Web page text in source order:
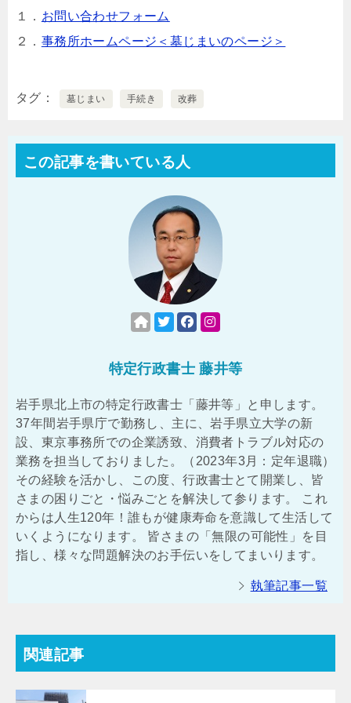
１． お問い合わせフォーム
２． 事務所ホームページ＜墓じまいのページ＞
タグ 墓じまい 手続き 改葬
この記事を書いている人
特定行政書士 藤井等
岩手県北上市の特定行政書士「藤井等」と申します。
37年間岩手県庁で勤務し、主に、岩手県立大学の新
設、東京事務所での企業誘致、消費者トラブル対応の
業務を担当しておりました。（2023年3月：定年退職）
その経験を活かし、この度、行政書士とて開業し、皆
さまの困りごと・悩みごとを解決して参ります。 これ
からは人生120年！誰もが健康寿命を意識して生活して
いくようになります。 皆さまの「無限の可能性」を目
指し、様々な問題解決のお手伝いをしてまいります。
執筆記事一覧
関連記事